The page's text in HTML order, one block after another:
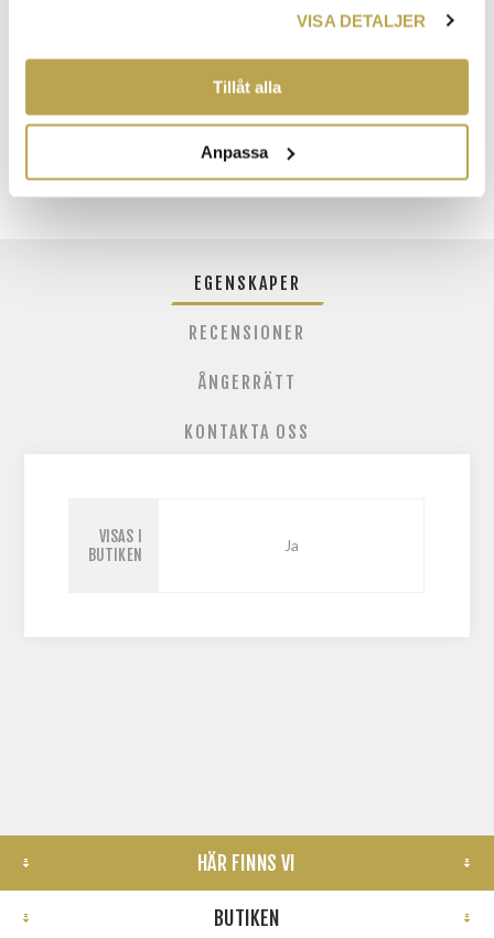
DU HAR TILLHANDAHÅLLIT ELLER SOM DE HAR
SAMLAT IN NÄR DU HAR ANVÄNT DERAS
VISA DETALJER
Tillåt alla
Anpassa
EGENSKAPER
RECENSIONER
ÅNGERRÄTT
KONTAKTA OSS
VISAS I
BUTIKEN
Ja
HÄR FINNS VI
BUTIKEN